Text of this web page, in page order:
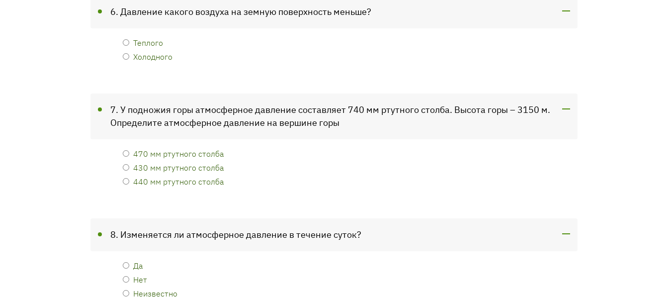
6. Давление какого воздуха на земную поверхность меньше?
Теплого
Холодного
7. У подножия горы атмосферное давление составляет 740 мм ртутного столба. Высота горы – 3150 м.
Определите атмосферное давление на вершине горы
470 мм ртутного столба
430 мм ртутного столба
440 мм ртутного столба
8. Изменяется ли атмосферное давление в течение суток?
Да
Нет
Неизвестно